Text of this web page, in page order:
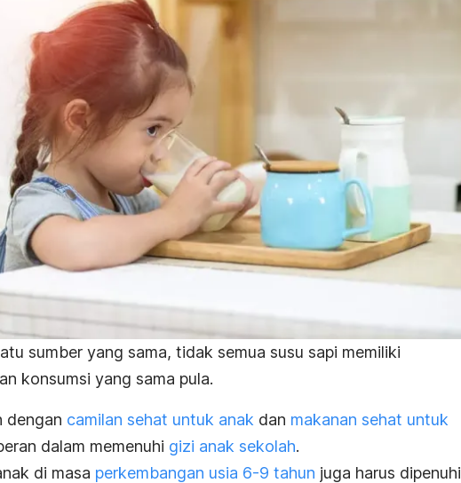
sumber yang sama, tidak semua susu sapi memiliki
konsumsi yang sama pula.
dengan camilan sehat untuk anak dan makanan sehat untuk
dalam memenuhi gizi anak sekolah.
di masa perkembangan usia 6-9 tahun juga harus dipenuhi